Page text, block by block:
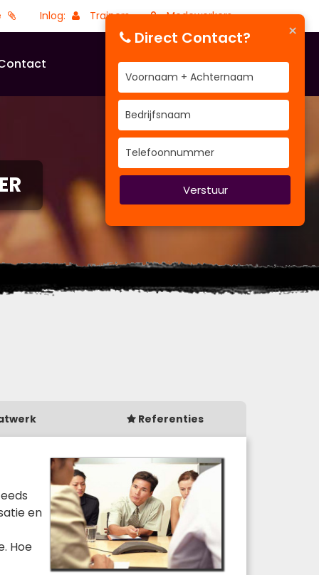
Inlog: Trainers Medewerkers
Referenties
en
Hoe
×
Direct Contact?
Verstuur